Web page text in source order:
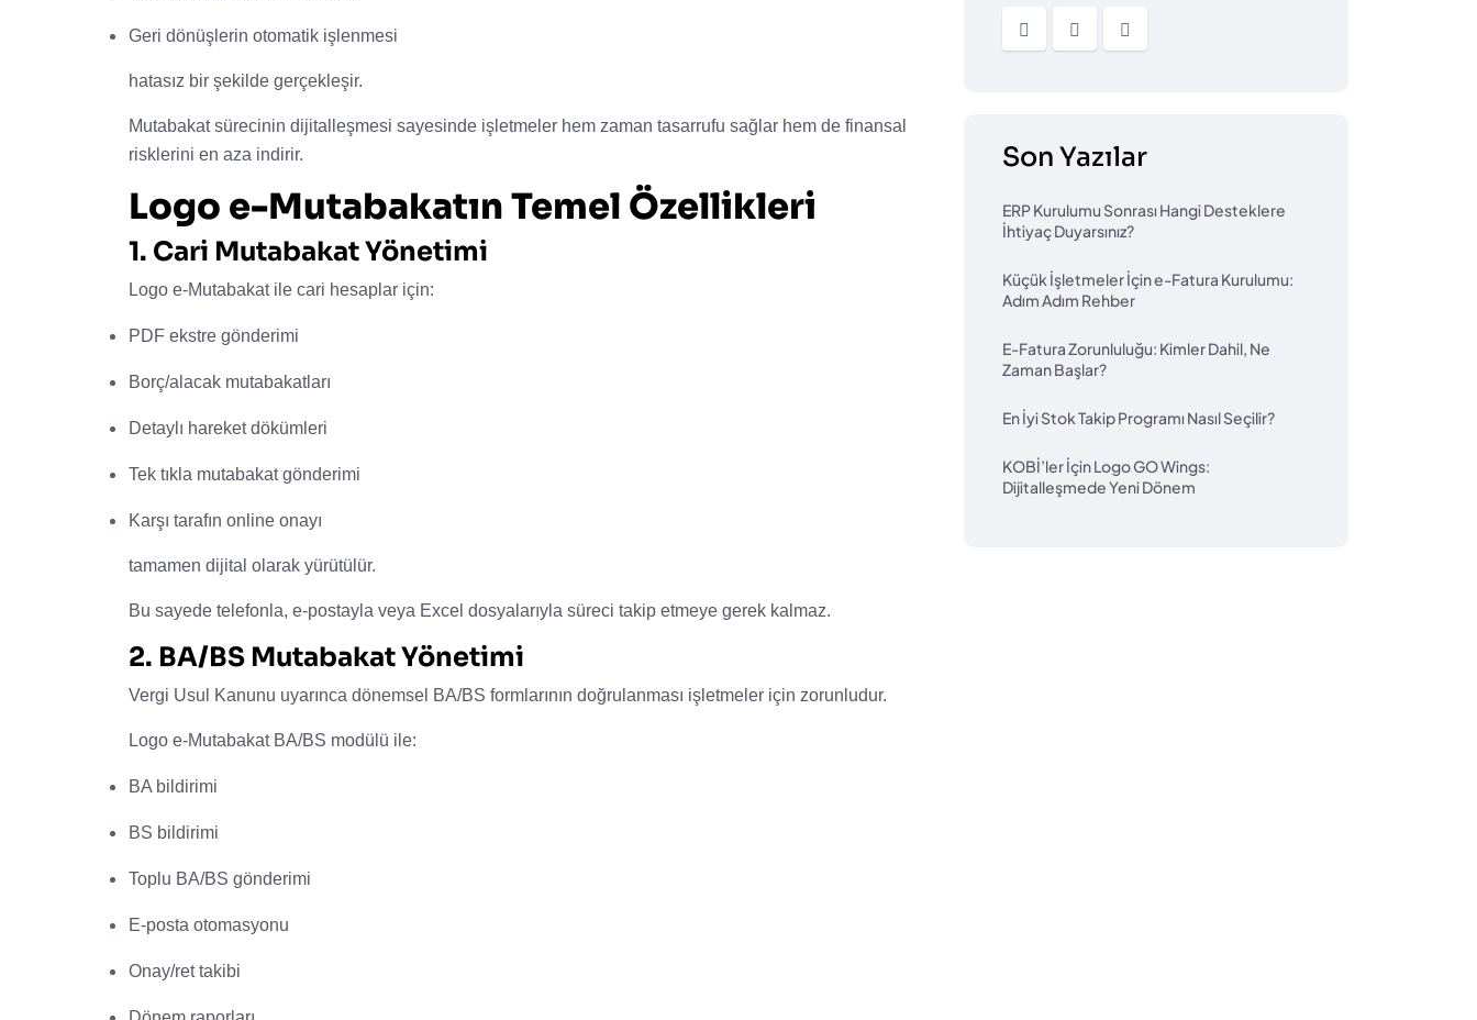
Geri dönüşlerin otomatik işlenmesi
hatasız bir şekilde gerçekleşir.
Mutabakat sürecinin dijitalleşmesi sayesinde işletmeler hem zaman tasarrufu sağlar hem de finansal
risklerini en aza indirir.
Logo e-Mutabakatın Temel Özellikleri
1. Cari Mutabakat Yönetimi
Logo e-Mutabakat ile cari hesaplar için:
PDF ekstre gönderimi
Borç/alacak mutabakatları
Detaylı hareket dökümleri
Tek tıkla mutabakat gönderimi
Karşı tarafın online onayı
tamamen dijital olarak yürütülür.
Bu sayede telefonla, e-postayla veya Excel dosyalarıyla süreci takip etmeye gerek kalmaz.
2. BA/BS Mutabakat Yönetimi
Vergi Usul Kanunu uyarınca dönemsel BA/BS formlarının doğrulanması işletmeler için zorunludur.
Logo e-Mutabakat BA/BS modülü ile:
BA bildirimi
BS bildirimi
Toplu BA/BS gönderimi
E-posta otomasyonu
Onay/ret takibi
Son Yazılar
ERP Kurulumu Sonrası Hangi Desteklere
İhtiyaç Duyarsınız?
Küçük İşletmeler İçin e-Fatura Kurulumu:
Adım Adım Rehber
E-Fatura Zorunluluğu: Kimler Dahil, Ne
Zaman Başlar?
En İyi Stok Takip Programı Nasıl Seçilir?
KOBİ’ler İçin Logo GO Wings:
Dijitalleşmede Yeni Dönem